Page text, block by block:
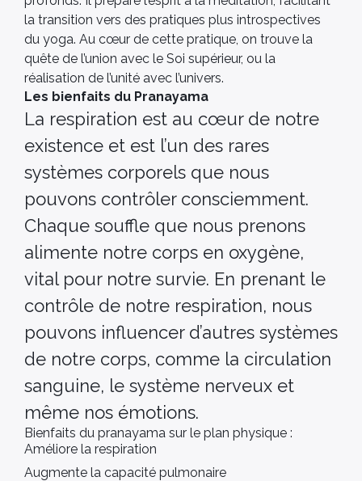
la transition vers des pratiques plus introspectives
du yoga. Au cœur de cette pratique, on trouve la
quête de l’union avec le Soi supérieur, ou la
réalisation de l’unité avec l’univers.
Les bienfaits du Pranayama
La respiration est au cœur de notre
existence et est l’un des rares
systèmes corporels que nous
pouvons contrôler consciemment.
Chaque souffle que nous prenons
alimente notre corps en oxygène,
vital pour notre survie. En prenant le
contrôle de notre respiration, nous
pouvons influencer d’autres systèmes
de notre corps, comme la circulation
sanguine, le système nerveux et
même nos émotions.
Bienfaits du pranayama sur le plan physique :
Améliore la respiration
Augmente la capacité pulmonaire